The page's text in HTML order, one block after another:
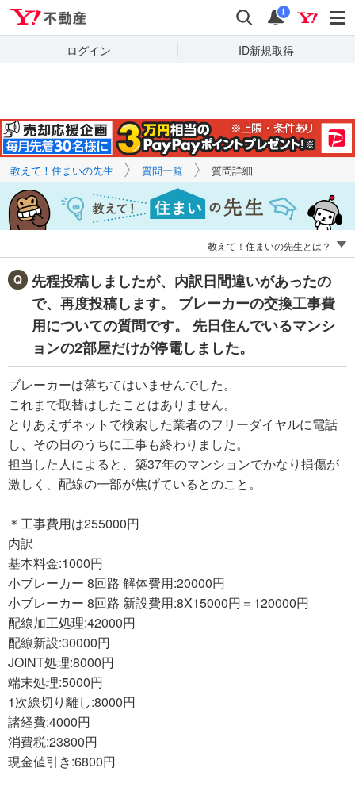
検索 通知
i
ログイン ID新規取得
キーワードで
質問を探す
教えて！住まいの先生 質問一覧 質問詳細
教えて！住まいの先生とは？
先程投稿しましたが、内訳日間違いがあったの
で、再度投稿します。 ブレーカーの交換工事費
用についての質問です。 先日住んでいるマンシ
ョンの2部屋だけが停電しました。
ブレーカーは落ちてはいませんでした。
これまで取替はしたことはありません。
とりあえずネットで検索した業者のフリーダイヤルに電話
し、その日のうちに工事も終わりました。
担当した人によると、築37年のマンションでかなり損傷が
激しく、配線の一部が焦げているとのこと。
＊工事費用は255000円
内訳
基本料金:1000円
小ブレーカー 8回路 解体費用:20000円
小ブレーカー 8回路 新設費用:8X15000円＝120000円
配線加工処理:42000円
配線新設:30000円
JOINT処理:8000円
端末処理:5000円
1次線切り離し:8000円
諸経費:4000円
消費税:23800円
現金値引き:6800円